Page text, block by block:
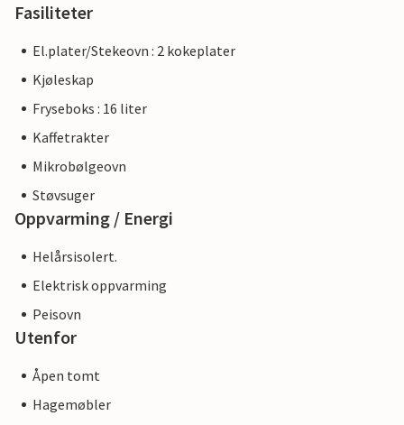
Fasiliteter
El.plater/Stekeovn : 2 kokeplater
Kjøleskap
Fryseboks : 16 liter
Kaffetrakter
Mikrobølgeovn
Støvsuger
Oppvarming / Energi
Helårsisolert.
Elektrisk oppvarming
Peisovn
Utenfor
Åpen tomt
Hagemøbler